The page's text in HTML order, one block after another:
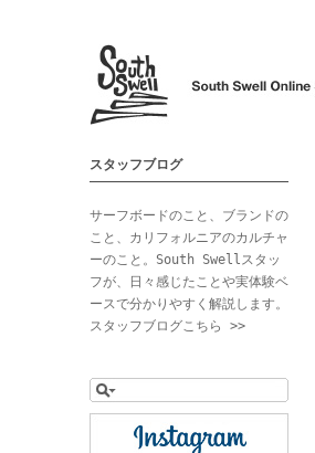
スタッフブログ
サーフボードのこと、ブランドの
こと、カリフォルニアのカルチャ
ーのこと。South Swellスタッ
フが、日々感じたことや実体験ベ
ースで分かりやすく解説します。
スタッフブログこちら >>